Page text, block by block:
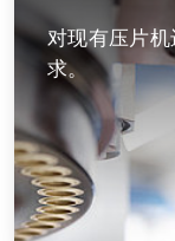
对现有压片
求。